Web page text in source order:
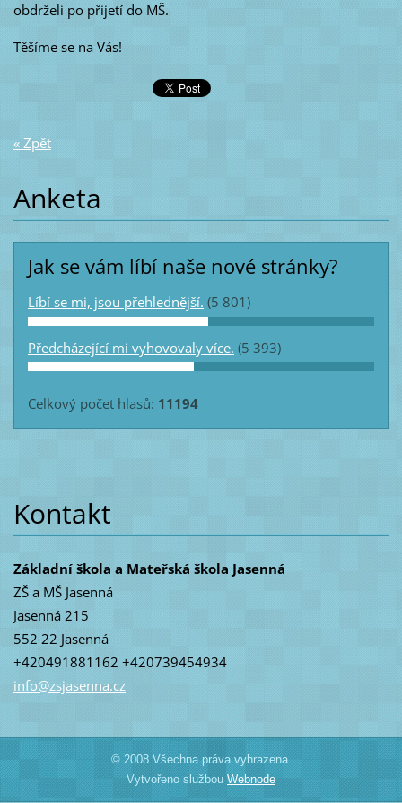
obdrželi po přijetí do MŠ.
Těšíme se na Vás!
« Zpět
Anketa
Jak se vám líbí naše nové stránky?
Líbí se mi, jsou přehlednější. (5 801)
Předcházející mi vyhovovaly více. (5 393)
Celkový počet hlasů: 11194
Kontakt
Základní škola a Mateřská škola Jasenná
ZŠ a MŠ Jasenná
Jasenná 215
552 22 Jasenná
+420491881162 +420739454934
info@zsjasenna.cz
© 2008 Všechna práva vyhrazena.
Vytvořeno službou Webnode